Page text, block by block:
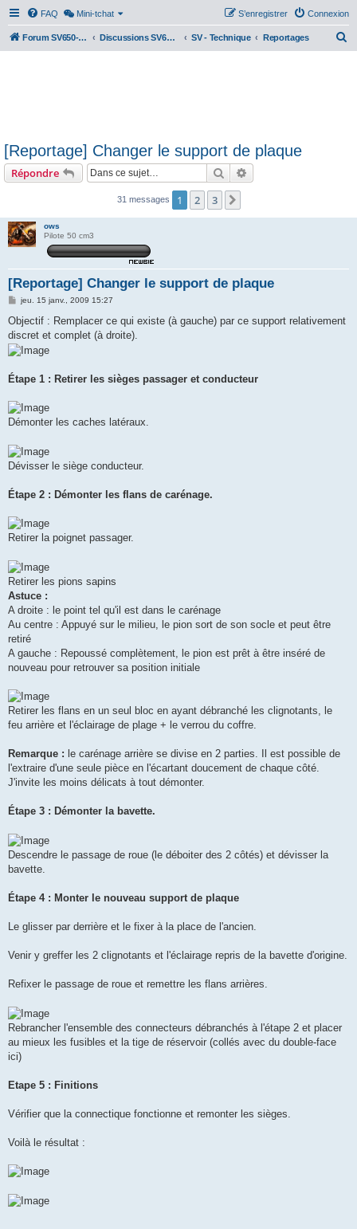
FAQ Mini-tchat Connexion
S’enregistrer
Forum SV650-SV1000 Discussions SV650 & SV1000 N/S SV - Technique Reportages
[Reportage] Changer le support de plaque
Répondre Rechercher
31 messages 1 2 3
ows
Pilote 50 cm3
[Reportage] Changer le support de plaque
M
s
s
a
g
e
jeu. 15 janv., 2009 15:27
Objectif : Remplacer ce qui existe (à gauche) par ce support relativement
discret et complet (à droite).
Étape 1 : Retirer les sièges passager et conducteur
Démonter les caches latéraux.
Dévisser le siège conducteur.
Étape 2 : Démonter les flans de carénage.
Retirer la poignet passager.
Retirer les pions sapins
Astuce :
A droite : le point tel qu'il est dans le carénage
Au centre : Appuyé sur le milieu, le pion sort de son socle et peut être
retiré
A gauche : Repoussé complètement, le pion est prêt à être inséré de
nouveau pour retrouver sa position initiale
Retirer les flans en un seul bloc en ayant débranché les clignotants, le
feu arrière et l'éclairage de plage + le verrou du coffre.
Remarque : le carénage arrière se divise en 2 parties. Il est possible de
l'extraire d'une seule pièce en l'écartant doucement de chaque côté.
J'invite les moins délicats à tout démonter.
Étape 3 : Démonter la bavette.
Descendre le passage de roue (le déboiter des 2 côtés) et dévisser la
bavette.
Étape 4 : Monter le nouveau support de plaque
Le glisser par derrière et le fixer à la place de l'ancien.
Venir y greffer les 2 clignotants et l'éclairage repris de la bavette d'origine.
Refixer le passage de roue et remettre les flans arrières.
Rebrancher l'ensemble des connecteurs débranchés à l'étape 2 et placer
au mieux les fusibles et la tige de réservoir (collés avec du double-face
ici)
Etape 5 : Finitions
Vérifier que la connectique fonctionne et remonter les sièges.
Voilà le résultat :